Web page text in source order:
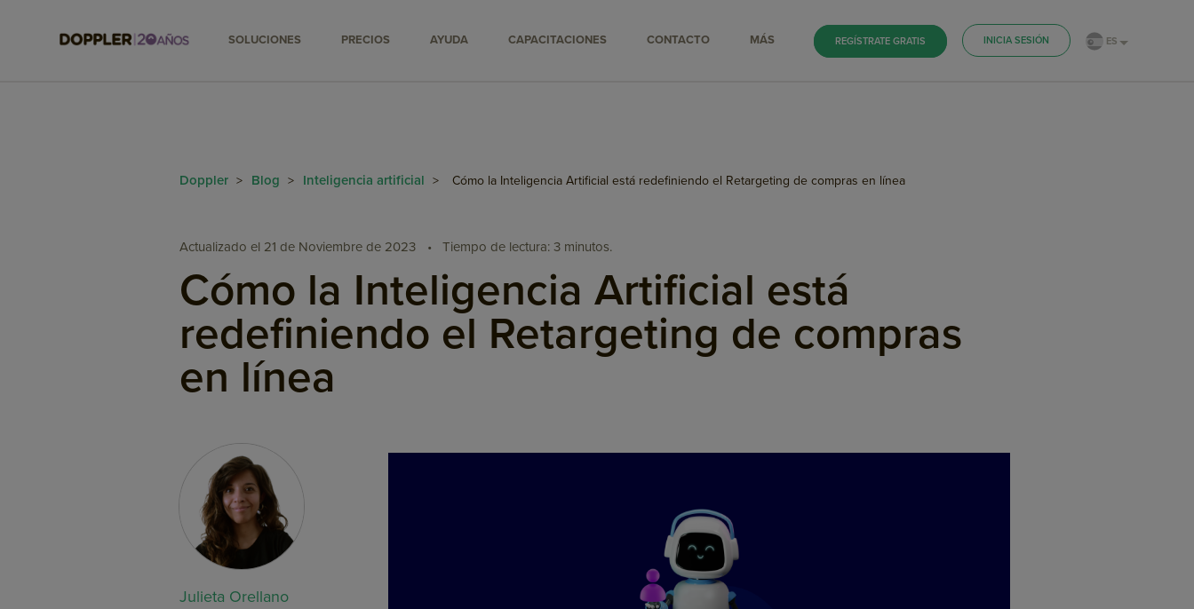
SOLUCIONES PRECIOS AYUDA CAPACITACIONES CONTACTO MÁS REGÍSTRATE GRATIS INICIA SESIÓN ES
Doppler > Blog > Inteligencia artificial > Cómo la Inteligencia Artificial está redefiniendo el Retargeting de compras en línea
Actualizado el 21 de Noviembre de 2023 • Tiempo de lectura: 3 minutos.
Cómo la Inteligencia Artificial está
redefiniendo el Retargeting de compras
en línea
Julieta Orellano